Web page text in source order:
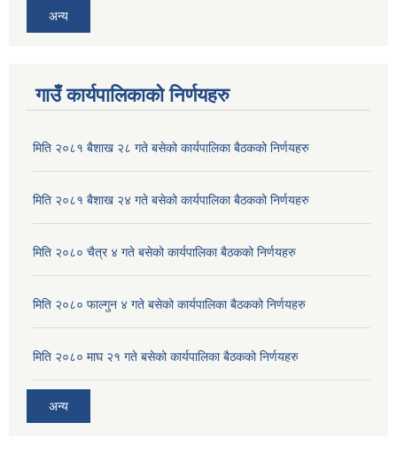
अन्य
गाउँ कार्यपालिकाको निर्णयहरु
मिति २०८१ बैशाख २८ गते बसेको कार्यपालिका बैठकको निर्णयहरु
मिति २०८१ बैशाख २४ गते बसेको कार्यपालिका बैठकको निर्णयहरु
मिति २०८० चैत्र ४ गते बसेको कार्यपालिका बैठकको निर्णयहरु
मिति २०८० फाल्गुन ४ गते बसेको कार्यपालिका बैठकको निर्णयहरु
मिति २०८० माघ २१ गते बसेको कार्यपालिका बैठकको निर्णयहरु
अन्य